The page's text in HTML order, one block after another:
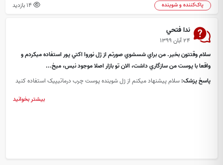
پاک‌کننده و شوینده 14 بازدید
ندا فتحي
۲۴ آبان ۱۳۹۹
سلام وقتتون بخير. من براي شسشوي صورتم از ژل نوروا اكتي پور استفاده ميكردم و
واقعا با پوست من سازگاري داشت، الان تو بازار اصلا موجود نيس، ميخ...
پاسخ پزشک: سلام پیشنهاد میکنم از ژل شوینده پوست چرب درماتیپیک استفاده کنید
بیشتر بخوانید